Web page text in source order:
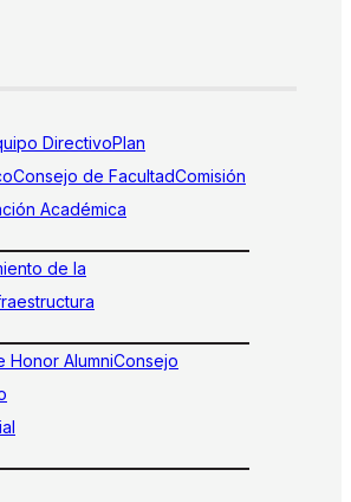
DirectivoPlan
Consejo de FacultadComisión
Académica
de la
Honor AlumniConsejo